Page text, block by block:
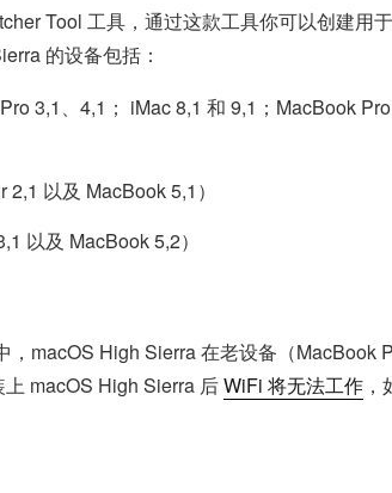
Tool 工具，通过这款工具你可以创建用
的设备包括：
3,1、4,1； iMac 8,1 和 9,1；MacBook
以及 MacBook 5,1）
以及 MacBook 5,2）
macOS High Sierra 在老设备（MacBook
macOS High Sierra 后WiFi 将无法工作